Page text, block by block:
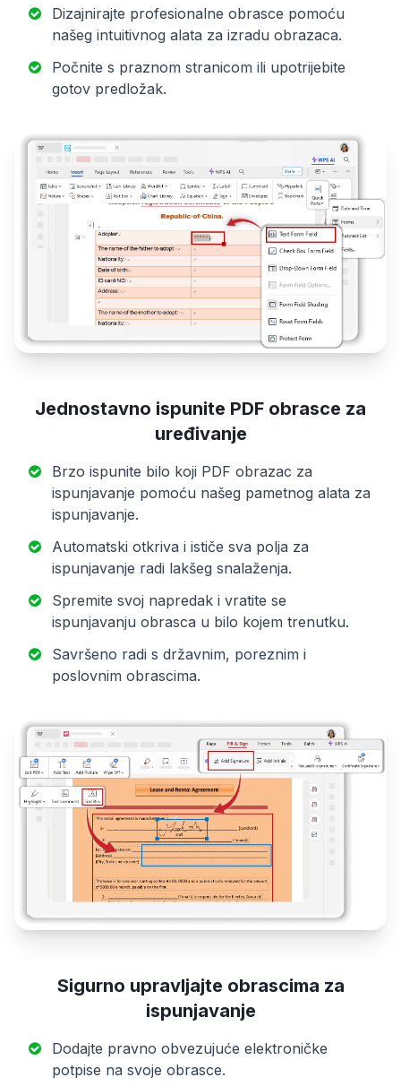
Dizajnirajte profesionalne obrasce pomoću
našeg intuitivnog alata za izradu obrazaca.
Počnite s praznom stranicom ili upotrijebite
gotov predložak.
Jednostavno ispunite PDF obrasce za
uređivanje
Brzo ispunite bilo koji PDF obrazac za
ispunjavanje pomoću našeg pametnog alata za
ispunjavanje.
Automatski otkriva i ističe sva polja za
ispunjavanje radi lakšeg snalaženja.
Spremite svoj napredak i vratite se
ispunjavanju obrasca u bilo kojem trenutku.
Savršeno radi s državnim, poreznim i
poslovnim obrascima.
Sigurno upravljajte obrascima za
ispunjavanje
Dodajte pravno obvezujuće elektroničke
potpise na svoje obrasce.